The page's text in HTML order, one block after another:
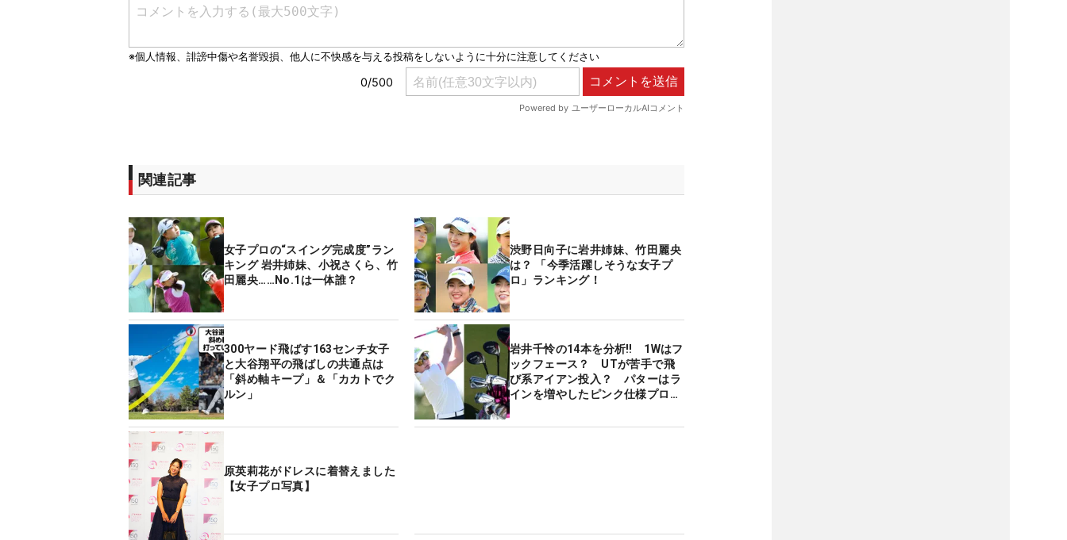
関連記事
女子プロの“スイング完成度”ラン
キング 岩井姉妹、小祝さくら、竹
田麗央……No.1は一体誰？
渋野日向子に岩井姉妹、竹田麗央
は？ 「今季活躍しそうな女子プ
ロ」ランキング！
300ヤード飛ばす163センチ女子
と大谷翔平の飛ばしの共通点は
「斜め軸キープ」＆「カカトでク
ルン」
岩井千怜の14本を分析‼ 1Wはフ
ックフェース？ UTが苦手で飛
び系アイアン投入？ パターはラ
インを増やしたピンク仕様プロ
原英莉花がドレスに着替えました
【女子プロ写真】